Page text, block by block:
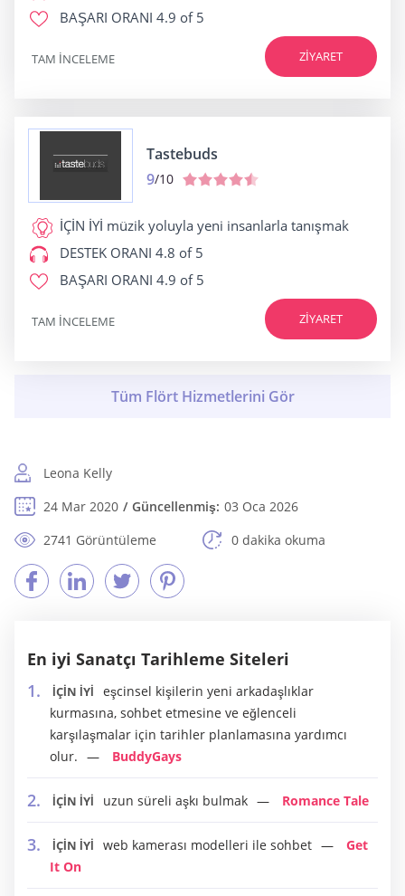
BAŞARI ORANI 4.9 of 5
ZIYARET
TAM INCELEME
Tastebuds
9/10
İÇİN İYİ müzik yoluyla yeni insanlarla tanışmak
DESTEK ORANI 4.8 of 5
BAŞARI ORANI 4.9 of 5
ZIYARET
TAM INCELEME
Leona Kelly
24 Mar 2020
Güncellenmiş: 03 Oca 2026
2741 Görüntüleme
0 dakika okuma
En iyi Sanatçı Tarihleme Siteleri
İÇİN İYİ
eşcinsel kişilerin yeni arkadaşlıklar
kurmasına, sohbet etmesine ve eğlenceli
karşılaşmalar için tarihler planlamasına yardımcı
olur.
BuddyGays
İÇİN İYİ uzun süreli aşkı bulmak Romance Tale
İÇİN İYİ web kamerası modelleri ile sohbet
Get
It On